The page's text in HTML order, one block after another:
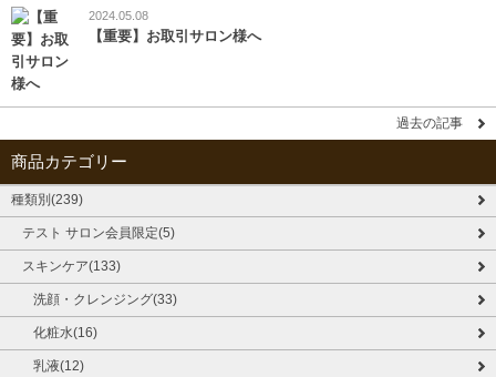
2024.05.08
【重要】お取引サロン様へ
過去の記事
商品カテゴリー
種類別(239)
テスト サロン会員限定(5)
スキンケア(133)
洗顔・クレンジング(33)
化粧水(16)
乳液(12)